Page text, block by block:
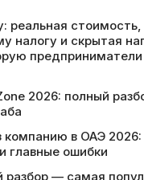
реальная
налогу и скрытая
2026: полный
компанию в ОАЭ
главные ошибки
разбор — самая